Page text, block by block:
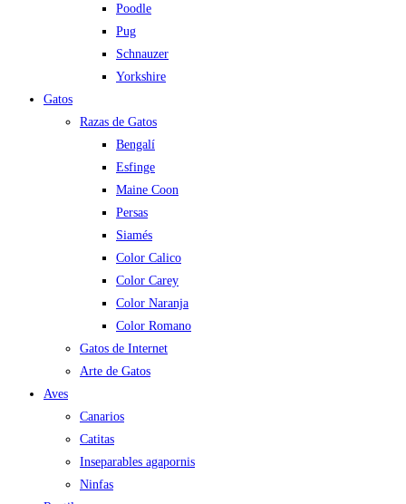
Poodle
Pug
Schnauzer
Yorkshire
Gatos
Razas de Gatos
Bengalí
Esfinge
Maine Coon
Persas
Siamés
Color Calico
Color Carey
Color Naranja
Color Romano
Gatos de Internet
Arte de Gatos
Aves
Canarios
Catitas
Inseparables agapornis
Ninfas